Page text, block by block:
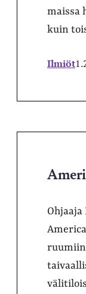
maissa
kuin
Ilmiöt
ruumiin